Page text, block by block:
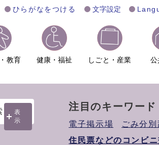
ひらがなをつける 文字設定
教育 健康・福祉 しごと・産業 公
表
示
注目のキーワード
電子掲示場
ごみ分別
住民票などのコンビ